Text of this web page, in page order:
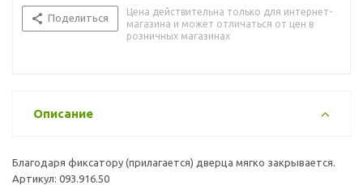
Поделиться
Цена действительна только для интернет-
магазина и может отличаться от цен в
розничных магазинах
Описание
Благодаря фиксатору (прилагается) дверца мягко закрывается.
Артикул: 093.916.50